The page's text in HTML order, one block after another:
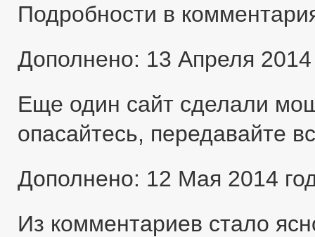
Подробности в
Дополнено: 13 Апреля 2014
Еще один сайт сделали
опасайтесь, передавайте
Дополнено: 12 Мая 2014
Из комментариев стало